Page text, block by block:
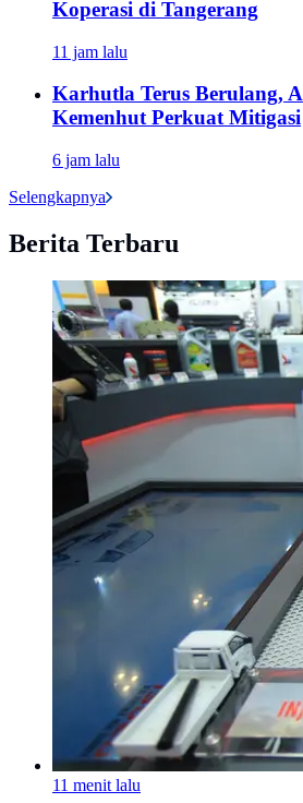
Koperasi di Tangerang
11 jam lalu
Karhutla Terus Berulang,
Kemenhut Perkuat Mitigasi
6 jam lalu
Selengkapnya
Berita Terbaru
11 menit lalu